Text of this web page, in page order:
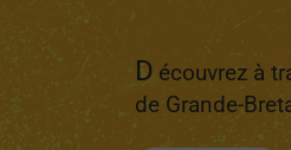
D écouvrez à
de Grande-